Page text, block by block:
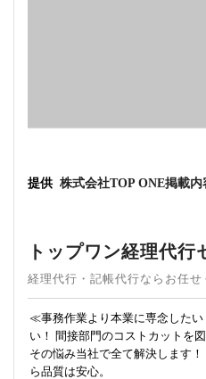
提供 株式会社TOP ONE掲載内
トップワン経理代行
経理代行・記帳代行ならお任せ
≪事務作業より本業に専念したい
い！ 間接部門のコストカットを
その悩み当社で全て解決します
ら品質は安心。